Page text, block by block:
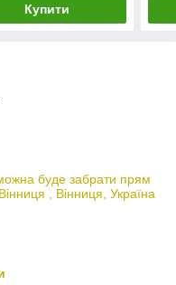
Купити
буде забрати прям
, Вінниця, Україна